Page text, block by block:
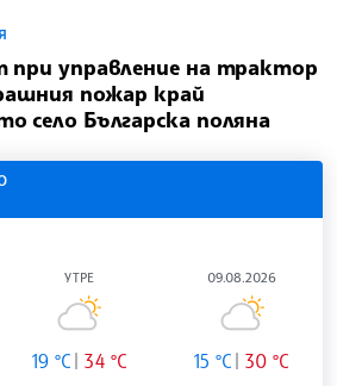
при управление на трактор
пожар край
село Българска поляна
УТРЕ
19 °C 34 °C
09.08.2026
15 °C 30 °C